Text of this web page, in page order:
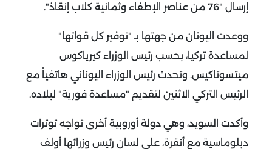
إرسال "76 من عناصر الإطفاء وثمانية كلاب إنقاذ".
ووعدت اليونان من جهتها بـ "توفير كل قواتها"
لمساعدة تركيا، بحسب رئيس الوزراء كيرياكوس
ميتسوتاكيس. وتحدث رئيس الوزراء اليوناني هاتفياً مع
الرئيس التركي الاثنين لتقديم "مساعدة فورية" لبلاده.
وأكدت السويد، وهي دولة أوروبية أخرى تواجه توترات
دبلوماسية مع أنقرة، على لسان رئيس وزرائها أولف